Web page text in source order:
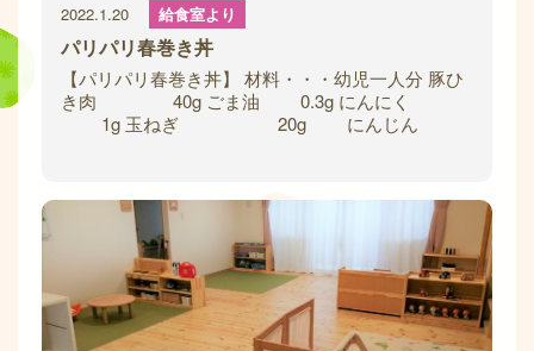
2022.1.20 給食室より
パリパリ春巻き丼
【パリパリ春巻き丼】 材料・・・幼児一人分 豚ひ
き肉 40g ごま油 0.3g にんにく
1g 玉ねぎ 20g にんじん